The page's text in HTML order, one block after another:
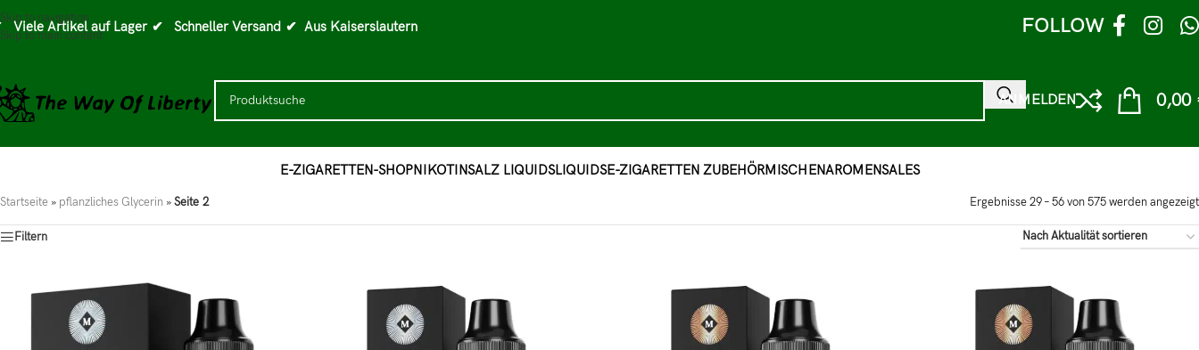
Skip to navigation
Skip to main content
Viele Artikel auf Lager ✔ Schneller Versand ✔ Aus Kaiserslautern FOLLOW
ANMELDEN 0,00
E-ZIGARETTEN-SHOPNIKOTINSALZ LIQUIDSLIQUIDSE-ZIGARETTEN ZUBEHÖRMISCHENAROMENSALES
Startseite » pflanzliches Glycerin »Seite 2 Ergebnisse 29 – 56 von 575 werden angezeigt
Filtern